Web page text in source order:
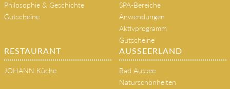
Philosophie & Geschichte
Gutscheine
SPA-Bereiche
Anwendungen
Aktivprogramm
Gutscheine
RESTAURANT
JOHANN Küche
AUSSEERLAND
Bad Aussee
Naturschönheiten